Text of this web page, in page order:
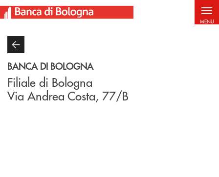
Salta al contenuto principale
MENU
BANCA DI BOLOGNA
Filiale di Bologna
Via Andrea Costa, 77/B